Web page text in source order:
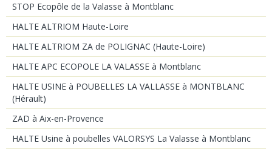
STOP Ecopôle de la Valasse à Montblanc
HALTE ALTRIOM Haute-Loire
HALTE ALTRIOM ZA de POLIGNAC (Haute-Loire)
HALTE APC ECOPOLE LA VALASSE à Montblanc
HALTE USINE à POUBELLES LA VALLASSE à MONTBLANC
(Hérault)
ZAD à Aix-en-Provence
HALTE Usine à poubelles VALORSYS La Valasse à Montblanc